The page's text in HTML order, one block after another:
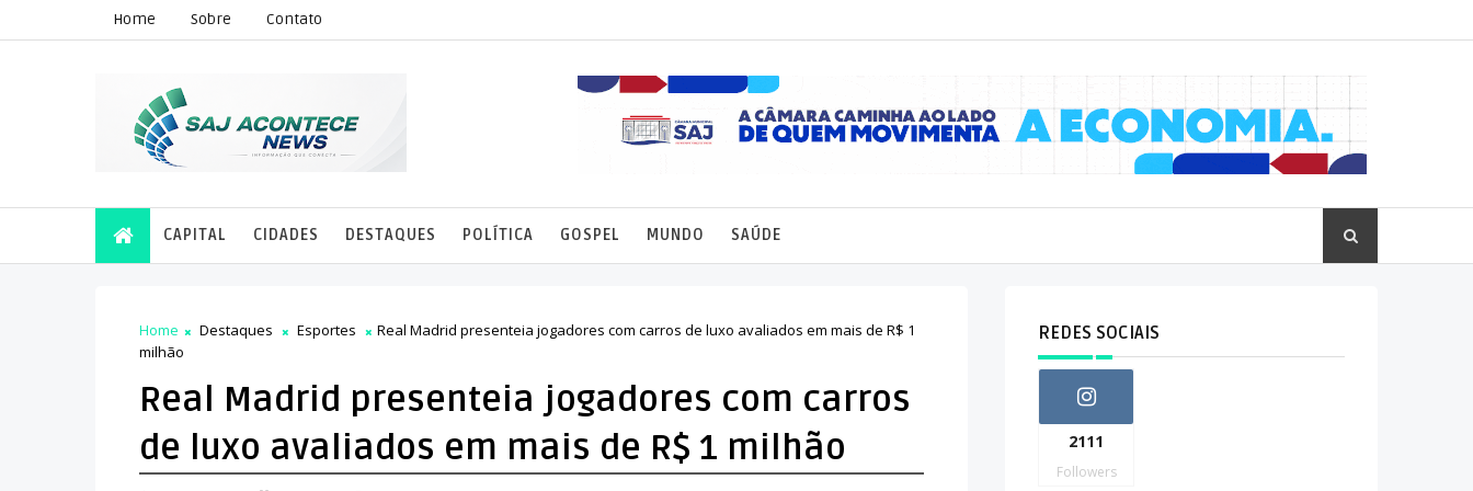
Home Sobre Contato
CAPITAL CIDADES DESTAQUES POLÍTICA GOSPEL MUNDO SAÚDE
Home Destaques Esportes
Real Madrid presenteia jogadores com carros de luxo avaliados em mais de R$ 1
milhão
Real Madrid presenteia jogadores com carros
de luxo avaliados em mais de R$ 1 milhão
REDES SOCIAIS
2111
Followers